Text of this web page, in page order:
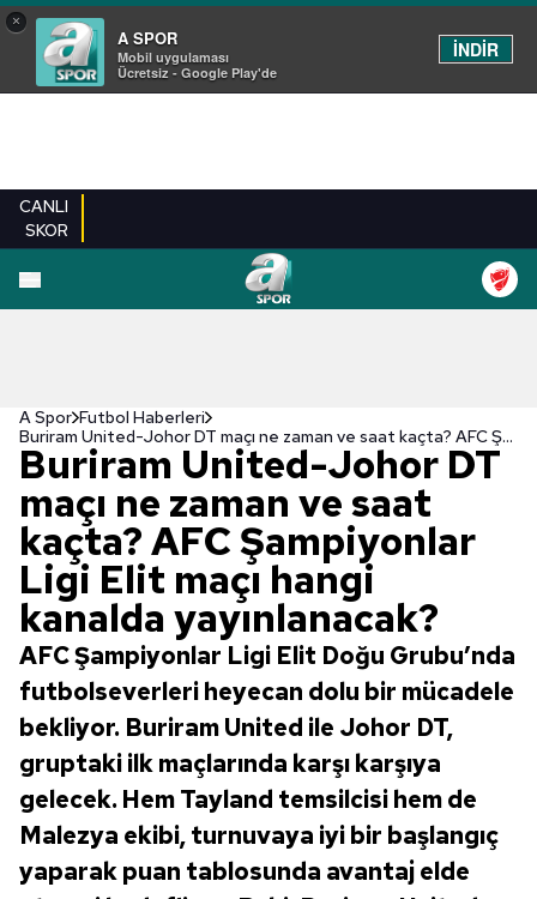
×
A SPOR
Mobil uygulaması
Ücretsiz - Google Play'de
İNDİR
CANLI
SKOR
A Spor Futbol Haberleri
Buriram United-Johor DT maçı ne zaman ve saat kaçta? AFC Şampiyonlar Ligi Elit maçı hangi kanalda yayınlanacak?
Buriram United-Johor DT
maçı ne zaman ve saat
kaçta? AFC Şampiyonlar
Ligi Elit maçı hangi
kanalda yayınlanacak?
AFC Şampiyonlar Ligi Elit Doğu Grubu’nda
futbolseverleri heyecan dolu bir mücadele
bekliyor. Buriram United ile Johor DT,
gruptaki ilk maçlarında karşı karşıya
gelecek. Hem Tayland temsilcisi hem de
Malezya ekibi, turnuvaya iyi bir başlangıç
yaparak puan tablosunda avantaj elde